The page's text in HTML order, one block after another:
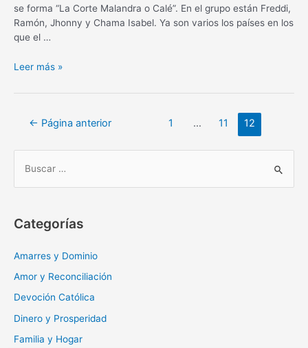
se forma “La Corte Malandra o Calé”. En el grupo están Freddi,
Ramón, Jhonny y Chama Isabel. Ya son varios los países en los
que el …
Oración al
Ismael
para
hijos
Leer más »
Navegación
entradas
← Página anterior 1 … 11 12
r
Categorías
Amarres y Dominio
Amor y Reconciliación
Devoción Católica
Dinero y Prosperidad
Familia y Hogar